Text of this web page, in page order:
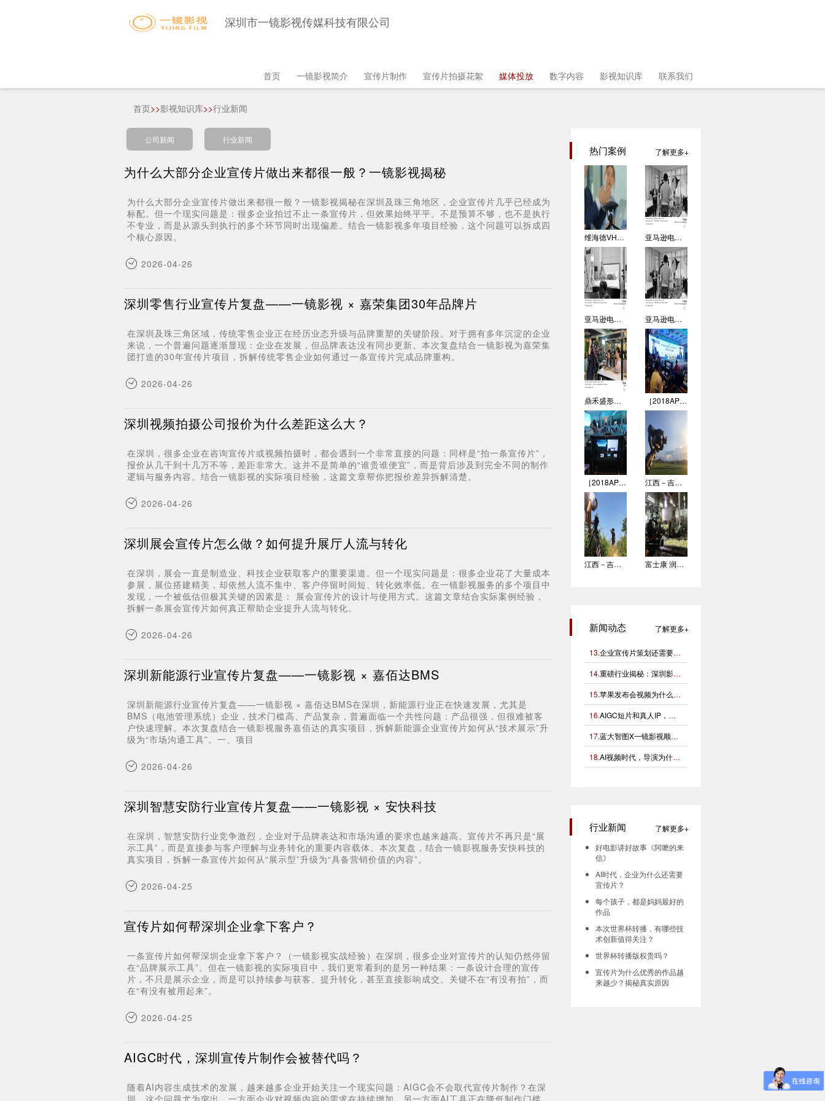
深圳市一镜影视传媒科技有限公司
Main
navigation
首页 一镜影视简介 宣传片制作 宣传片拍摄花絮 媒体投放 数字内容 影视知识库 联系我们
首页>>影视知识库>>行业新闻
公司新闻 行业新闻
为什么大部分企业宣传片做出来都很一般？一镜影视揭秘
为什么大部分企业宣传片做出来都很一般？一镜影视揭秘在深圳及珠三角地区，企业宣传片几乎已经成为
标配。但一个现实问题是：很多企业拍过不止一条宣传片，但效果始终平平。不是预算不够，也不是执行
不专业，而是从源头到执行的多个环节同时出现偏差。结合一镜影视多年项目经验，这个问题可以拆成四
个核心原因。
2026-04-26
深圳零售行业宣传片复盘——一镜影视 × 嘉荣集团30年品牌片
在深圳及珠三角区域，传统零售企业正在经历业态升级与品牌重塑的关键阶段。对于拥有多年沉淀的企业
来说，一个普遍问题逐渐显现：企业在发展，但品牌表达没有同步更新。本次复盘结合一镜影视为嘉荣集
团打造的30年宣传片项目，拆解传统零售企业如何通过一条宣传片完成品牌重构。
2026-04-26
深圳视频拍摄公司报价为什么差距这么大？
在深圳，很多企业在咨询宣传片或视频拍摄时，都会遇到一个非常直接的问题：同样是“拍一条宣传片”，
报价从几千到十几万不等，差距非常大。这并不是简单的“谁贵谁便宜”，而是背后涉及到完全不同的制作
逻辑与服务内容。结合一镜影视的实际项目经验，这篇文章帮你把报价差异拆解清楚。
2026-04-26
深圳展会宣传片怎么做？如何提升展厅人流与转化
在深圳，展会一直是制造业、科技企业获取客户的重要渠道。但一个现实问题是：很多企业花了大量成本
参展，展位搭建精美，却依然人流不集中、客户停留时间短、转化效率低。在一镜影视服务的多个项目中
发现，一个被低估但极其关键的因素是： 展会宣传片的设计与使用方式。这篇文章结合实际案例经验，
拆解一条展会宣传片如何真正帮助企业提升人流与转化。
2026-04-26
深圳新能源行业宣传片复盘——一镜影视 × 嘉佰达BMS
深圳新能源行业宣传片复盘——一镜影视 × 嘉佰达BMS在深圳，新能源行业正在快速发展，尤其是
BMS（电池管理系统）企业，技术门槛高、产品复杂，普遍面临一个共性问题：产品很强，但很难被客
户快速理解。本次复盘结合一镜影视服务嘉佰达的真实项目，拆解新能源企业宣传片如何从“技术展示”升
级为“市场沟通工具”。一、项目
2026-04-26
深圳智慧安防行业宣传片复盘——一镜影视 × 安快科技
在深圳，智慧安防行业竞争激烈，企业对于品牌表达和市场沟通的要求也越来越高。宣传片不再只是“展
示工具”，而是直接参与客户理解与业务转化的重要内容载体。本次复盘，结合一镜影视服务安快科技的
真实项目，拆解一条宣传片如何从“展示型”升级为“具备营销价值的内容”。
2026-04-25
宣传片如何帮深圳企业拿下客户？
一条宣传片如何帮深圳企业拿下客户？（一镜影视实战经验）在深圳，很多企业对宣传片的认知仍然停留
在“品牌展示工具”。但在一镜影视的实际项目中，我们更常看到的是另一种结果：一条设计合理的宣传
片，不只是展示企业，而是可以持续参与获客、提升转化，甚至直接影响成交。关键不在“有没有拍”，而
在“有没有被用起来”。
2026-04-25
AIGC时代，深圳宣传片制作会被替代吗？
随着AI内容生成技术的发展，越来越多企业开始关注一个现实问题：AIGC会不会取代宣传片制作？在深
圳，这个问题尤为突出。一方面企业对视频内容的需求在持续增加，另一方面AI工具正在降低制作门槛。
热门案例
维海德VHD－700产品宣传片拍摄花絮 亚马逊电商视频 拍摄花絮03
亚马逊电商视频 拍摄花絮02 亚马逊电商视频 拍摄花絮01
鼎禾盛形象宣传片 拍摄花絮 ［2018APEC中小企业工商论坛］拍摄花絮
［2018APEC中小企业工商论坛］拍摄花絮 江西－吉安形象宣传片 拍摄花絮
江西－吉安形象宣传片 拍摄花絮 富士康 润鸿餐饮 形象宣传片拍摄花絮
了解更多
新闻动态
13.企业宣传片策划还需要编导吗？
14.重磅行业揭秘：深圳影视公司的收费逻辑！
15.苹果发布会视频为什么高级？
16.AIGC短片和真人IP，到底该怎么选？
17.蓝大智图X一镜影视顺利完成“小蓝本”广告影片拍摄制作。
18.AI视频时代，导演为什么反而更重要？
了解更多
行业新闻
好电影讲好故事《阿嚒的来
信》
AI时代，企业为什么还需要
宣传片？
每个孩子，都是妈妈最好的
作品
​本次世界杯转播，有哪些技
术创新值得关注？
世界杯转播版权贵吗？
宣传片为什么优秀的作品越
来越少？揭秘真实原因
了解更多